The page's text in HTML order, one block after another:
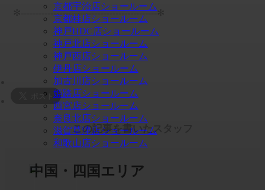
京都宇治店ショールーム
京都桂店ショールーム
神戸HDC店ショールーム
神戸北店ショールーム
神戸西店ショールーム
伊丹店ショールーム
加古川店ショールーム
姫路店ショールーム
西宮店ショールーム
奈良北店ショールーム
滋賀草津店ショールーム
和歌山店ショールーム
中国・四国エリア
✻----------------------------------------------✻
この記事を書いたスタッフ